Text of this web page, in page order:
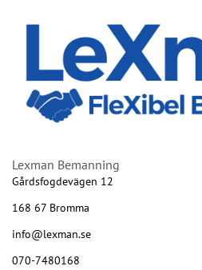
Lexman Bemanning
Gårdsfogdevägen 12
168 67 Bromma
info@lexman.se
070-7480168